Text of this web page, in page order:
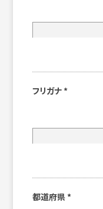
フリガナ *
都道府県 *